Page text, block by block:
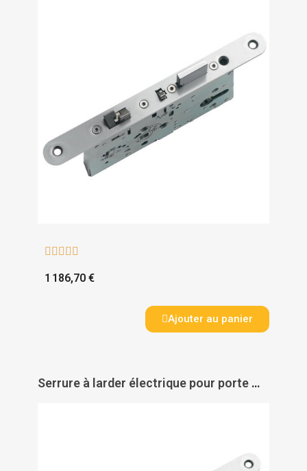
    
1 186,70 €
Ajouter au panier
Serrure à larder électrique pour porte métallique SVZ 6719 - DORMAKABA